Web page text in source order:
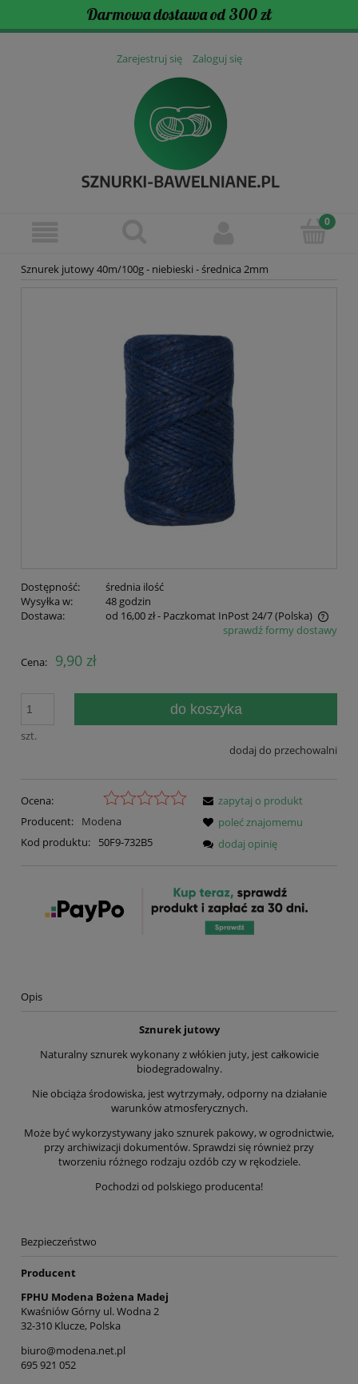
Darmowa dostawa od 300 zł
Zarejestruj się Zaloguj się
Sznurek jutowy 40m/100g - niebieski - średnica 2mm
Dostępność:
średnia ilość
Wysyłka w:
48 godzin
Dostawa:
od 16,00 zł- Paczkomat InPost 24/7(Polska)
Cena nie zawiera ewentualnych kosztów płatnościsprawdź formy dostawy
Cena: 9,90 zł
szt.
do koszyka
dodaj do przechowalni
Ocena:
Producent:
Modena
Kod produktu:
50F9-732B5
zapytaj o produkt
poleć znajomemu
dodaj opinię
Opis
Sznurek jutowy
Naturalny sznurek wykonany z włókien juty, jest całkowicie
biodegradowalny.
Nie obciąża środowiska, jest wytrzymały, odporny na działanie
warunków atmosferycznych.
Może być wykorzystywany jako sznurek pakowy, w ogrodnictwie,
przy archiwizacji dokumentów. Sprawdzi się również przy
tworzeniu różnego rodzaju ozdób czy w rękodziele.
Pochodzi od polskiego producenta!
Bezpieczeństwo
Producent
FPHU Modena Bożena Madej
Kwaśniów Górny ul. Wodna 2
32-310 Klucze, Polska
biuro@modena.net.pl
695 921 052